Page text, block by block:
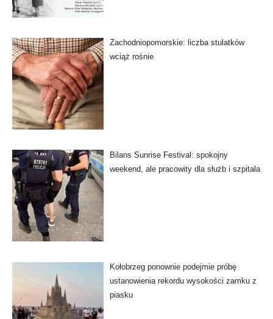
Zachodniopomorskie: liczba stulatków
wciąż rośnie
Bilans Sunrise Festival: spokojny
weekend, ale pracowity dla służb i szpitala
Kołobrzeg ponownie podejmie próbę
ustanowienia rekordu wysokości zamku z
piasku